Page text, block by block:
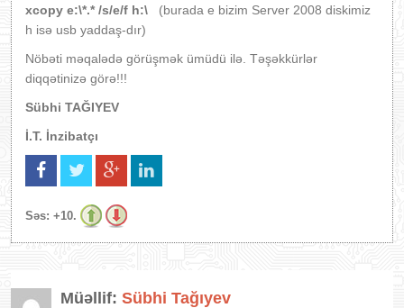
xcopy e:\*.* /s/e/f h:\ (burada e bizim Server 2008 diskimiz
h isə usb yaddaş-dır)
Nöbəti məqalədə görüşmək ümüdü ilə. Təşəkkürlər
diqqətinizə görə!!!
Sübhi TAĞIYEV
İ.T. İnzibatçı
Səs: +10.
Müəllif: Sübhi Tağıyev